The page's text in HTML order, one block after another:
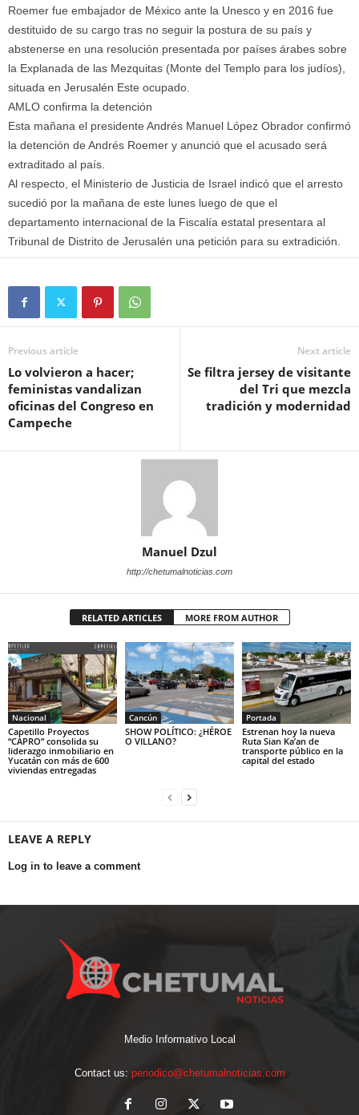
Roemer fue embajador de México ante la Unesco y en 2016 fue
destituido de su cargo tras no seguir la postura de su país y
abstenerse en una resolución presentada por países árabes sobre
la Explanada de las Mezquitas (Monte del Templo para los judíos),
situada en Jerusalén Este ocupado.
AMLO confirma la detención
Esta mañana el presidente Andrés Manuel López Obrador confirmó
la detención de Andrés Roemer y anunció que el acusado será
extraditado al país.
Al respecto, el Ministerio de Justicia de Israel indicó que el arresto
sucedió por la mañana de este lunes luego de que el
departamento internacional de la Fiscalía estatal presentara al
Tribunal de Distrito de Jerusalén una petición para su extradición.
Previous article
Lo volvieron a hacer;
feministas vandalizan
oficinas del Congreso en
Campeche
Next article
Se filtra jersey de visitante
del Tri que mezcla
tradición y modernidad
Manuel Dzul
http://chetumalnoticias.com
RELATED ARTICLES MORE FROM AUTHOR
Nacional
Capetillo Proyectos
“CAPRO” consolida su
liderazgo inmobiliario en
Yucatán con más de 600
viviendas entregadas
Cancún
SHOW POLÍTICO: ¿HÉROE
O VILLANO?
Portada
Estrenan hoy la nueva
Ruta Sian Ka’an de
transporte público en la
capital del estado
LEAVE A REPLY
Log in to leave a comment
Medio Informativo Local
Contact us: periodico@chetumalnoticias.com